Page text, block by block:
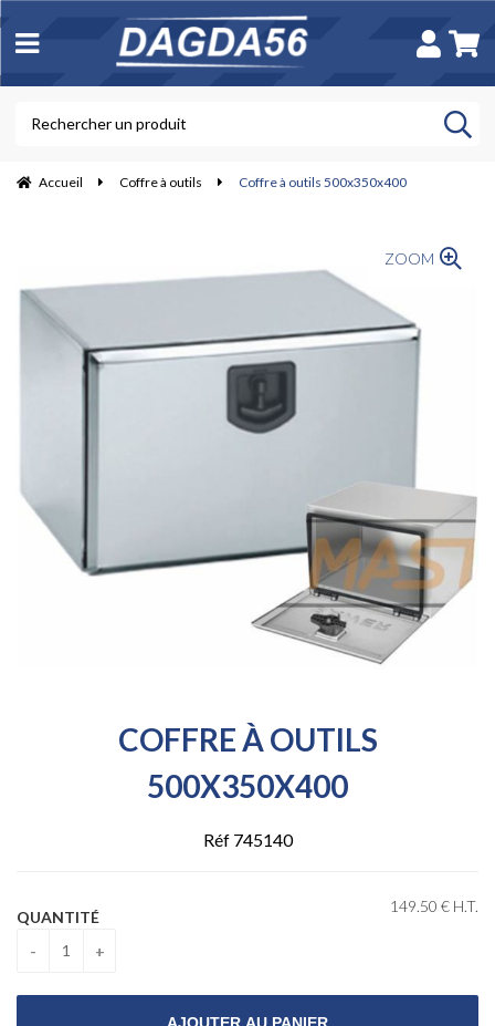
Accueil Coffre à outils Coffre à outils 500x350x400
ZOOM
COFFRE À OUTILS
500X350X400
Réf 745140
149.50 € H.T.
QUANTITÉ